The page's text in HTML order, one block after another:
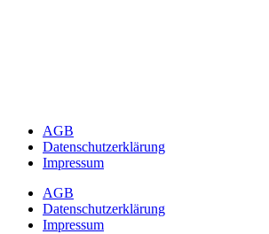
AGB
Datenschutzerklärung
Impressum
AGB
Datenschutzerklärung
Impressum